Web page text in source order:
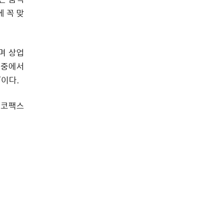
꼭 맞
상업
에서
다.
팩스